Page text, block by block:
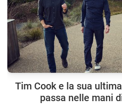
Tim Cook e la sua
passa nelle mani